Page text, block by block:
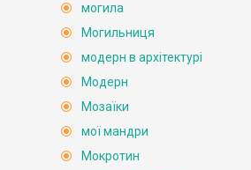
могила
Могильниця
модерн в архітектурі
Модерн
Мозаїки
мої мандри
Мокротин